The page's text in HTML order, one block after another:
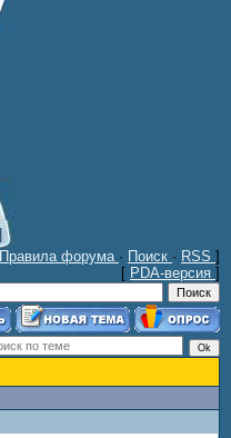
Правила форума · Поиск · RSS ]
[ PDA-версия ]